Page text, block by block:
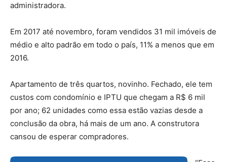
administradora.
Em 2017 até novembro, foram vendidos 31 mil imóveis de
médio e alto padrão em todo o país, 11% a menos que em
2016.
Apartamento de três quartos, novinho. Fechado, ele tem
custos com condomínio e IPTU que chegam a R$ 6 mil
por ano; 62 unidades como essa estão vazias desde a
conclusão da obra, há mais de um ano. A construtora
cansou de esperar compradores.